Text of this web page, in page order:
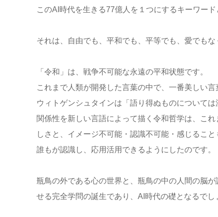
このAI時代を生きる77億人を１つにするキーワー
それは、自由でも、平和でも、平等でも、愛でも
「令和」は、戦争不可能な永遠の平和状態です。
これまで人類が開発した言葉の中で、一番美しい
ウィトゲンシュタインは「語り得ぬものについて
関係性を新しい言語によって描く令和哲学は、こ
しさと、イメージ不可能・認識不可能・感じるこ
誰もが認識し、応用活用できるようにしたのです。
瓶鳥の外である心の世界と、瓶鳥の中の人間の脳
せる完全学問の誕生であり、AI時代の礎となるでし